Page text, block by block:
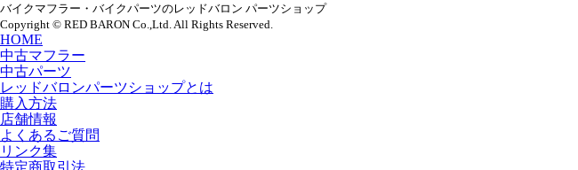
バイクマフラー・バイクパーツのレッドバロン パーツショップ
Copyright © RED BARON Co.,Ltd. All Rights Reserved.
HOME
中古マフラー
中古パーツ
レッドバロンパーツショップとは
購入方法
店舗情報
よくあるご質問
リンク集
特定商取引法